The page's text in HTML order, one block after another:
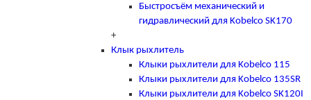
Быстросъём механический и
гидравлический для Kobelco SK170
+
Клык рыхлитель
Клыки рыхлители для Kobelco 115
Клыки рыхлители для Kobelco 135SR
Клыки рыхлители для Kobelco SK120I